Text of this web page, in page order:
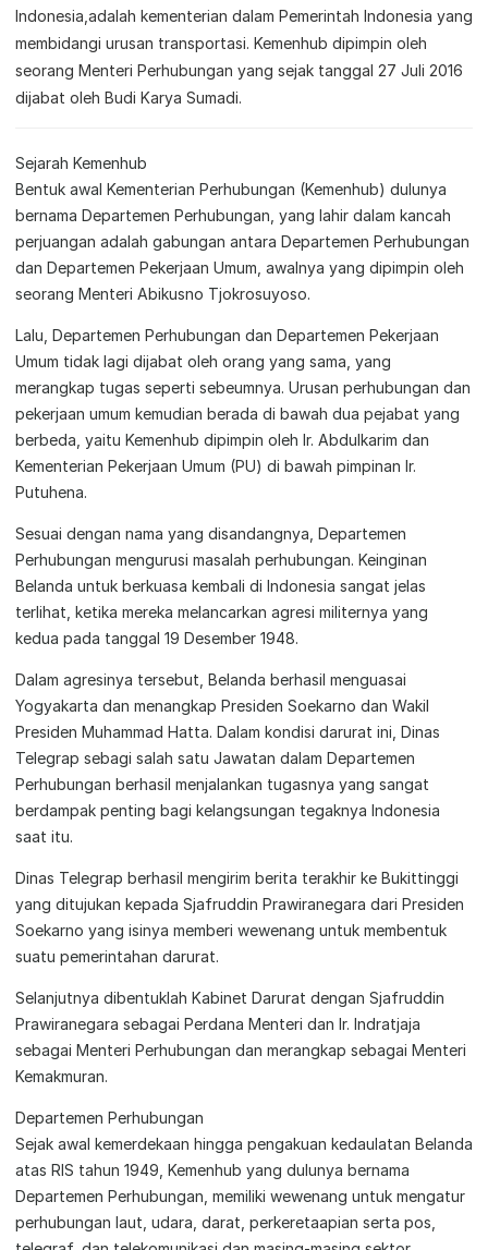
Indonesia,adalah kementerian dalam Pemerintah Indonesia yang
membidangi urusan transportasi. Kemenhub dipimpin oleh
seorang Menteri Perhubungan yang sejak tanggal 27 Juli 2016
dijabat oleh Budi Karya Sumadi.
Sejarah Kemenhub
Bentuk awal Kementerian Perhubungan (Kemenhub) dulunya
bernama Departemen Perhubungan, yang lahir dalam kancah
perjuangan adalah gabungan antara Departemen Perhubungan
dan Departemen Pekerjaan Umum, awalnya yang dipimpin oleh
seorang Menteri Abikusno Tjokrosuyoso.
Lalu, Departemen Perhubungan dan Departemen Pekerjaan
Umum tidak lagi dijabat oleh orang yang sama, yang
merangkap tugas seperti sebeumnya. Urusan perhubungan dan
pekerjaan umum kemudian berada di bawah dua pejabat yang
berbeda, yaitu Kemenhub dipimpin oleh Ir. Abdulkarim dan
Kementerian Pekerjaan Umum (PU) di bawah pimpinan Ir.
Putuhena.
Sesuai dengan nama yang disandangnya, Departemen
Perhubungan mengurusi masalah perhubungan. Keinginan
Belanda untuk berkuasa kembali di Indonesia sangat jelas
terlihat, ketika mereka melancarkan agresi militernya yang
kedua pada tanggal 19 Desember 1948.
Dalam agresinya tersebut, Belanda berhasil menguasai
Yogyakarta dan menangkap Presiden Soekarno dan Wakil
Presiden Muhammad Hatta. Dalam kondisi darurat ini, Dinas
Telegrap sebagi salah satu Jawatan dalam Departemen
Perhubungan berhasil menjalankan tugasnya yang sangat
berdampak penting bagi kelangsungan tegaknya Indonesia
saat itu.
Dinas Telegrap berhasil mengirim berita terakhir ke Bukittinggi
yang ditujukan kepada Sjafruddin Prawiranegara dari Presiden
Soekarno yang isinya memberi wewenang untuk membentuk
suatu pemerintahan darurat.
Selanjutnya dibentuklah Kabinet Darurat dengan Sjafruddin
Prawiranegara sebagai Perdana Menteri dan Ir. Indratjaja
sebagai Menteri Perhubungan dan merangkap sebagai Menteri
Kemakmuran.
Departemen Perhubungan
Sejak awal kemerdekaan hingga pengakuan kedaulatan Belanda
atas RIS tahun 1949, Kemenhub yang dulunya bernama
Departemen Perhubungan, memiliki wewenang untuk mengatur
perhubungan laut, udara, darat, perkeretaapian serta pos,